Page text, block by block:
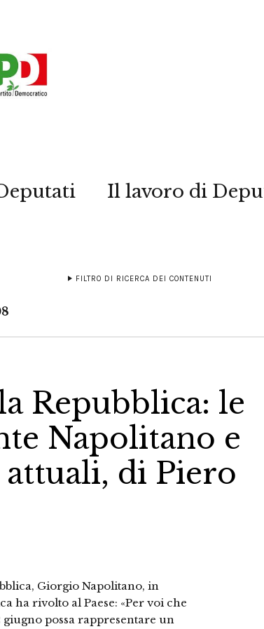
Il lavoro di
FILTRO DI RICERCA DEI CONTENUTI
Repubblica: le
Napolitano e
di Piero
Giorgio Napolitano, in
ha rivolto al Paese: «Per voi che
possa rappresentare un